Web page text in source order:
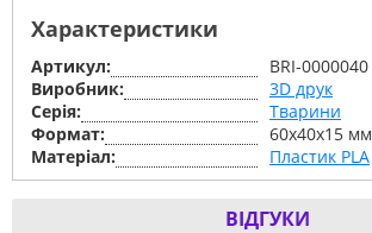
Характеристики
Артикул:
BRI-0000040
Виробник:
3D друк
Серiя:
Тварини
Формат:
60х40х15 мм
Матеріал:
Пластик PLA
ВІДГУКИ